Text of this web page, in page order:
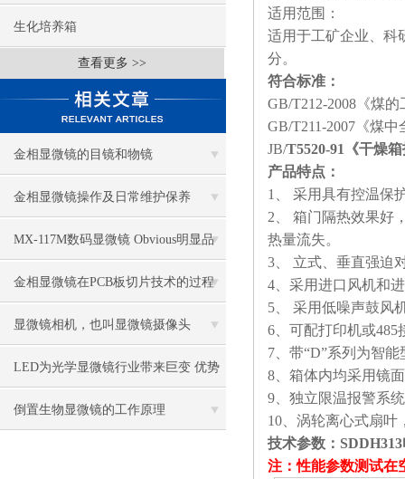
生化培养箱
查看更多 >>
金相显微镜的目镜和物镜
金相显微镜操作及日常维护保养
MX-117M数码显微镜 Obvious明显品
牌值得推荐
金相显微镜在PCB板切片技术的过程
控制中的作用
显微镜相机，也叫显微镜摄像头
LED为光学显微镜行业带来巨变 优势
比传统卤素更明显
倒置生物显微镜的工作原理
适用范围：
适用于工矿企业、科
分。
符合标准：
GB/T212-2008《煤
GB/T211-2007《煤
JB/T5520-91《干燥
产品特点：
1、 采用具有控温保
2、 箱门隔热效果好
热量流失。
3、 立式、垂直强迫
4、采用进口风机和
5、 采用低噪声鼓风
6、可配打印机或
7、带“D”系列为智
8、箱体内均采用镜
9、独立限温报警系
10、涡轮离心式扇
技术参数：
注：性能参数测试在